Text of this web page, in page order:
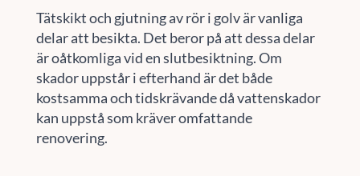
Tätskikt och gjutning av rör i golv är vanliga
delar att besikta. Det beror på att dessa delar
är oåtkomliga vid en slutbesiktning. Om
skador uppstår i efterhand är det både
kostsamma och tidskrävande då vattenskador
kan uppstå som kräver omfattande
renovering.